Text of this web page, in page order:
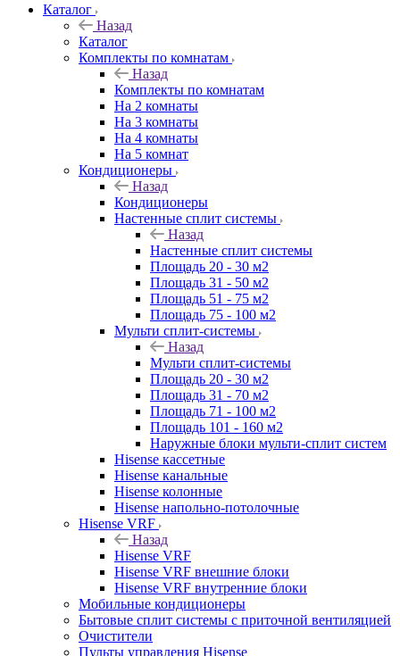
Каталог
Назад
Каталог
Комплекты по комнатам
Назад
Комплекты по комнатам
На 2 комнаты
На 3 комнаты
На 4 комнаты
На 5 комнат
Кондиционеры
Назад
Кондиционеры
Настенные сплит системы
Назад
Настенные сплит системы
Площадь 20 - 30 м2
Площадь 31 - 50 м2
Площадь 51 - 75 м2
Площадь 75 - 100 м2
Мульти сплит-системы
Назад
Мульти сплит-системы
Площадь 20 - 30 м2
Площадь 31 - 70 м2
Площадь 71 - 100 м2
Площадь 101 - 160 м2
Наружные блоки мульти-сплит систем
Hisense кассетные
Hisense канальные
Hisense колонные
Hisense напольно-потолочные
Hisense VRF
Назад
Hisense VRF
Hisense VRF внешние блоки
Hisense VRF внутренние блоки
Мобильные кондиционеры
Бытовые сплит системы с приточной вентиляцией
Очистители
Пульты управления Hisense